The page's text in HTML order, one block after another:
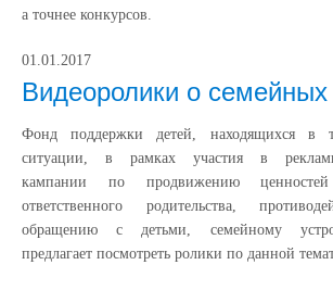
а точнее конкурсов.
01.01.2017
Видеоролики о семейных
Фонд поддержки детей, находящихся в
ситуации, в рамках участия в
кампании по продвижению
ответственного родительства,
обращению с детьми, семейному
предлагает посмотреть ролики по данной